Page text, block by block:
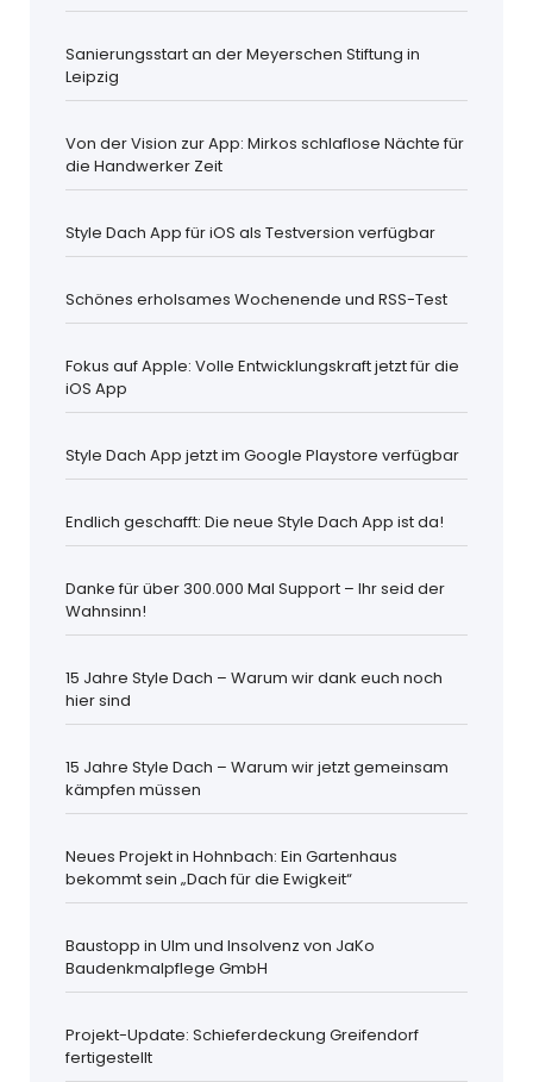
Sanierungsstart an der Meyerschen Stiftung in
Leipzig
Von der Vision zur App: Mirkos schlaflose Nächte für
die Handwerker Zeit
Style Dach App für iOS als Testversion verfügbar
Schönes erholsames Wochenende und RSS-Test
Fokus auf Apple: Volle Entwicklungskraft jetzt für die
iOS App
Style Dach App jetzt im Google Playstore verfügbar
Endlich geschafft: Die neue Style Dach App ist da!
Danke für über 300.000 Mal Support – Ihr seid der
Wahnsinn!
15 Jahre Style Dach – Warum wir dank euch noch
hier sind
15 Jahre Style Dach – Warum wir jetzt gemeinsam
kämpfen müssen
Neues Projekt in Hohnbach: Ein Gartenhaus
bekommt sein „Dach für die Ewigkeit“
Baustopp in Ulm und Insolvenz von JaKo
Baudenkmalpflege GmbH
Projekt-Update: Schieferdeckung Greifendorf
fertigestellt